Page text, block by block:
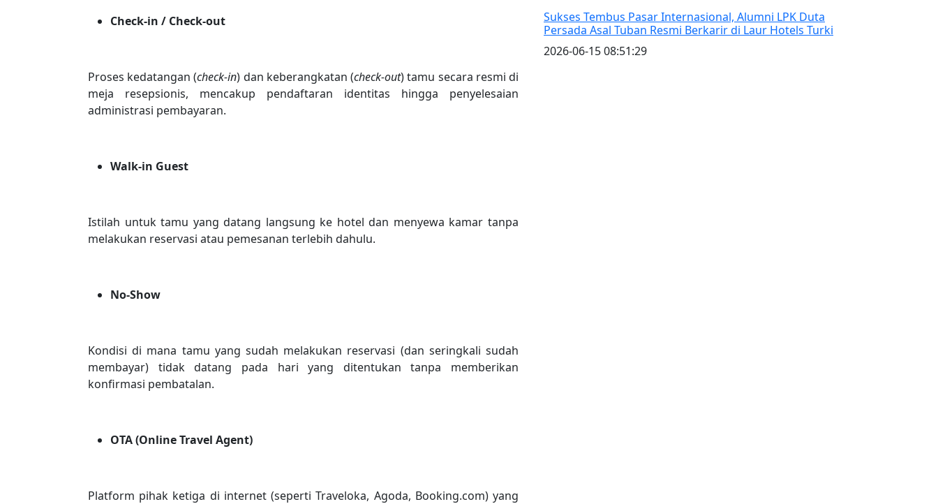
Check-in / Check-out
Proses kedatangan (check-in) dan keberangkatan (check-out) tamu secara resmi di
meja resepsionis, mencakup pendaftaran identitas hingga penyelesaian
administrasi pembayaran.
Walk-in Guest
Istilah untuk tamu yang datang langsung ke hotel dan menyewa kamar tanpa
melakukan reservasi atau pemesanan terlebih dahulu.
No-Show
Kondisi di mana tamu yang sudah melakukan reservasi (dan seringkali sudah
membayar) tidak datang pada hari yang ditentukan tanpa memberikan
konfirmasi pembatalan.
OTA (Online Travel Agent)
Platform pihak ketiga di internet (seperti Traveloka, Agoda, Booking.com) yang
Sukses Tembus Pasar Internasional, Alumni LPK Duta
Persada Asal Tuban Resmi Berkarir di Laur Hotels Turki
2026-06-15 08:51:29